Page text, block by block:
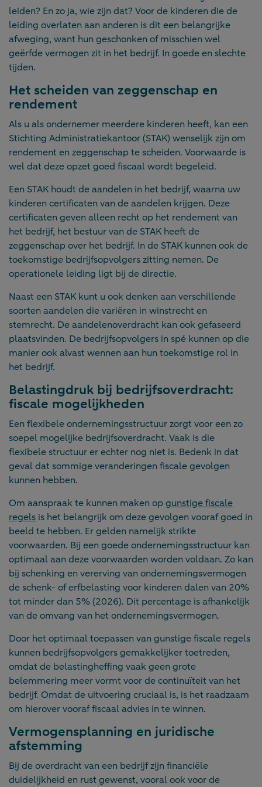
leiden? En zo ja, wie zijn dat? Voor de kinderen die de
leiding overlaten aan anderen is dit een belangrijke
afweging, want hun geschonken of misschien wel
geërfde vermogen zit in het bedrijf. In goede en slechte
tijden.
Het scheiden van zeggenschap en
rendement
Als u als ondernemer meerdere kinderen heeft, kan een
Stichting Administratiekantoor (STAK) wenselijk zijn om
rendement en zeggenschap te scheiden. Voorwaarde is
wel dat deze opzet goed fiscaal wordt begeleid.
Een STAK houdt de aandelen in het bedrijf, waarna uw
kinderen certificaten van de aandelen krijgen. Deze
certificaten geven alleen recht op het rendement van
het bedrijf, het bestuur van de STAK heeft de
zeggenschap over het bedrijf. In de STAK kunnen ook de
toekomstige bedrijfsopvolgers zitting nemen. De
operationele leiding ligt bij de directie.
Naast een STAK kunt u ook denken aan verschillende
soorten aandelen die variëren in winstrecht en
stemrecht. De aandelenoverdracht kan ook gefaseerd
plaatsvinden. De bedrijfsopvolgers in spé kunnen op die
manier ook alvast wennen aan hun toekomstige rol in
het bedrijf.
Belastingdruk bij bedrijfsoverdracht:
fiscale mogelijkheden
Een flexibele ondernemingsstructuur zorgt voor een zo
soepel mogelijke bedrijfsoverdracht. Vaak is die
flexibele structuur er echter nog niet is. Bedenk in dat
geval dat sommige veranderingen fiscale gevolgen
kunnen hebben.
Om aanspraak te kunnen maken opgunstige fiscale
regels is het belangrijk om deze gevolgen vooraf goed in
beeld te hebben. Er gelden namelijk strikte
voorwaarden. Bij een goede ondernemingsstructuur kan
optimaal aan deze voorwaarden worden voldaan. Zo kan
bij schenking en vererving van ondernemingsvermogen
de schenk- of erfbelasting voor kinderen dalen van 20%
tot minder dan 5% (2026). Dit percentage is afhankelijk
van de omvang van het ondernemingsvermogen.
Door het optimaal toepassen van gunstige fiscale regels
kunnen bedrijfsopvolgers gemakkelijker toetreden,
omdat de belastingheffing vaak geen grote
belemmering meer vormt voor de continuïteit van het
bedrijf. Omdat de uitvoering cruciaal is, is het raadzaam
om hierover vooraf fiscaal advies in te winnen.
Vermogensplanning en juridische
afstemming
Bij de overdracht van een bedrijf zijn financiële
duidelijkheid en rust gewenst, vooral ook voor de